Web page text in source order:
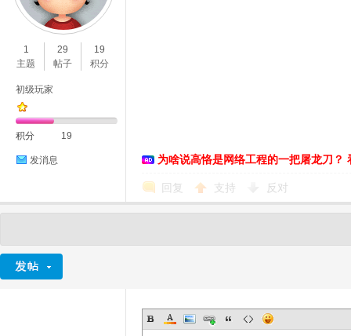
1
主题
29
帖子
19
积分
初级玩家
积分 19
发消息 为啥说高恪是网络工程的一把屠龙刀？
回复 支持 反对